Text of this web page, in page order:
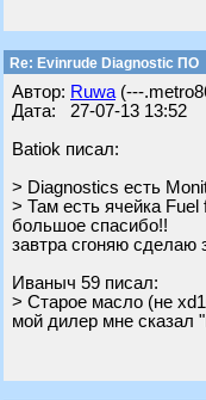
Re: Evinrude Diagnostic ПО
Автор: Ruwa (---
Дата: 27-07-13 13:52
Batiok писал:
> Diagnostics есть
> Там есть ячейка Fuel
большое спасибо!!
завтра сгоняю сделаю
Ивaныч 59 писал:
> Старое масло (не
мой дилер мне сказал